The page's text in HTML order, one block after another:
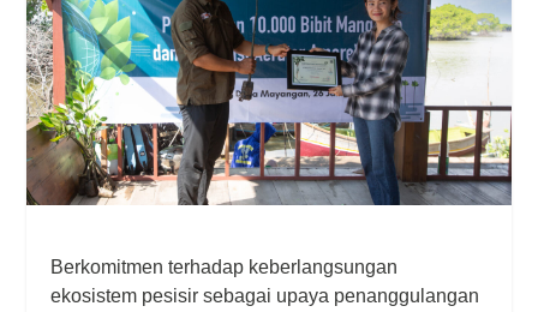
Berkomitmen terhadap keberlangsungan
ekosistem pesisir sebagai upaya penanggulangan